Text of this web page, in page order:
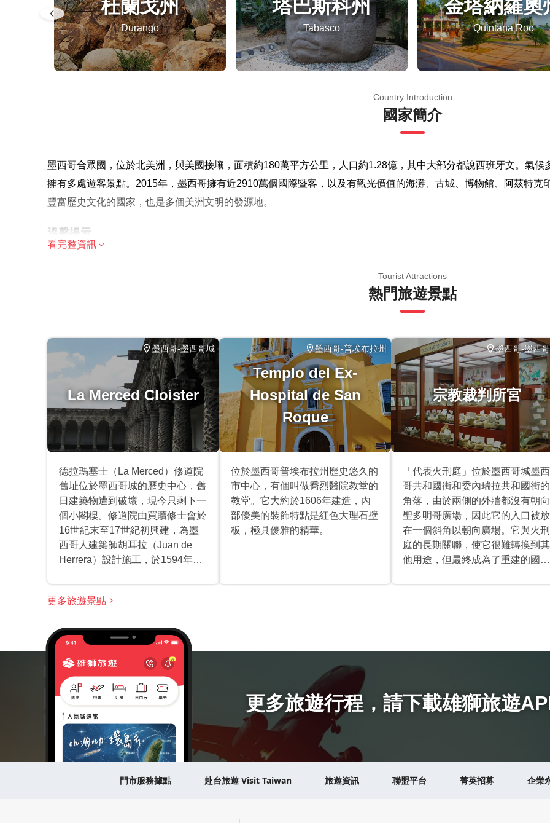
杜蘭戈州
Durango
塔巴斯科州
Tabasco
金塔納羅奧
Quintana Roo
Country Introduction
國家簡介
墨西哥合眾國，位於北美洲，與美國接壤，面積約180萬平方公里，人口約1.28億，其中大部分都說西班牙文。氣
擁有多處遊客景點。2015年，墨西哥擁有近2910萬個國際暨客，以及有觀光價值的海灘、古城、博物館、阿茲特
豐富歷史文化的國家，也是多個美洲文明的發源地。
溫馨提示
由於遊覽的歷史重點，建議成人參加，但歡迎家庭
看完整資訊
Tourist Attractions
熱門旅遊景點
La Merced Cloister
墨西哥-墨西哥城
德拉瑪塞士（La Merced）修道院
舊址位於墨西哥城的歷史中心，舊
日建築物遭到破壞，現今只剩下一
個小閣樓。修道院由買贖修士會於
16世紀末至17世紀初興建，為墨
西哥人建築師胡耳拉（Juan de
Herrera）設計施工，於1594年開
的繪畫可以觀察到修道院原始樣貌
影響，修道院的教堂與其他建築也
都遭到拆除，現今僅剩下一座小閣
樓。後續社會將其改為軍營、體育
館、學校、博物館、兒童中心和
INBA舊提畫學院等用途，並從
1920年代開始由藝術家Dr.Atl經
營，其為此整修大廳與重建宮殿的
工作也助於小閣樓的完整保存，使
修道院繼續存在至今。修道院以及
Merced市集皆以其命名，具有重
Templo del Ex-
Hospital de San
Roque
墨西哥-普埃布拉州
位於墨西哥普埃布拉州歷史悠久的
市中心，有個叫做喬烈醫院教堂的
教堂。它大約於1606年建造，內
部優美的裝飾特點是紅色大理石壁
板，極具優雅的精華。
宗教裁判所宮
墨西哥-墨西
「代表火刑庭」位於墨西哥城墨西
哥共和國街和委內瑞拉共和國街的
角落，由於兩側的外牆都沒有朝向
聖多明哥廣場，因此它的入口被放
在一個斜角以朝向廣場。它與火刑
庭的長期關聯，使它很難轉換到其
他用途，但最終成為了重建的國立
來，但第一個帶有審判職責的神職
人員是馬丁·德·瓦倫西亞，他在
域內建造修道院。第一個殖民地的
更多旅遊景點
更多旅遊行程 ， 請下載雄獅旅遊
門市服務據點 赴台旅遊 Visit Taiwan 旅遊資訊 聯盟平台 菁英招募 企業